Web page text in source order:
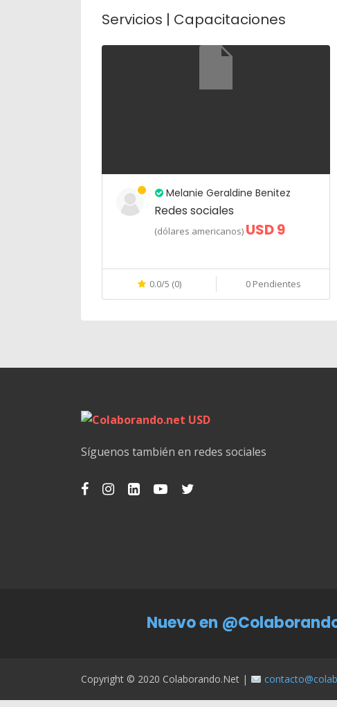
Servicios | Capacitaciones
Melanie Geraldine Benitez
Redes sociales
(dólares americanos) USD 9
0.0/5 (0) 0 Pendientes
Síguenos también en redes sociales
Nuevo en
Copyright © 2020 Colaborando.net |